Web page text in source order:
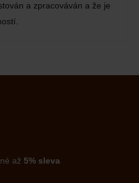
a zpracováván a že je
až 5% sleva